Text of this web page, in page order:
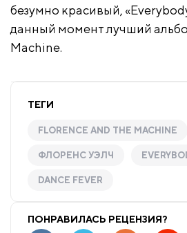
безумно красивый,
данный момент лучший
Machine.
ТЕГИ
FLORENCE AND THE MACHINE
ФЛОРЕНС УЭЛЧ
DANCE FEVER
ПОНРАВИЛАСЬ РЕЦЕНЗИЯ?